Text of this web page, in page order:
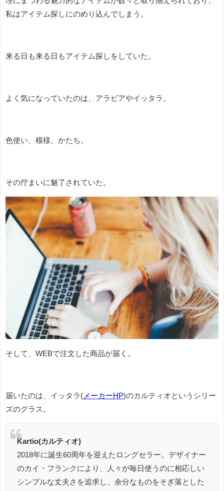
私はアイテム探しにのめり込んでしまう。
来る日も来る日もアイテム探しをしていた。
よく気になっていたのは、アラビアやイッタラ。
色使い、模様、かたち。
その佇まいに魅了されていた。
そして、WEBで注文した商品が届く。
届いたのは、イッタラ( メーカーHP)のカルティオというシリー
ズのグラス。
Kartio(カルティオ)
2018年に誕生60周年を迎えたロングセラー。デザイナー
のカイ・フランクにより、人々が毎日使うのに相応しい
シンプルな丈夫さを追求し、余分なものをそぎ落とした